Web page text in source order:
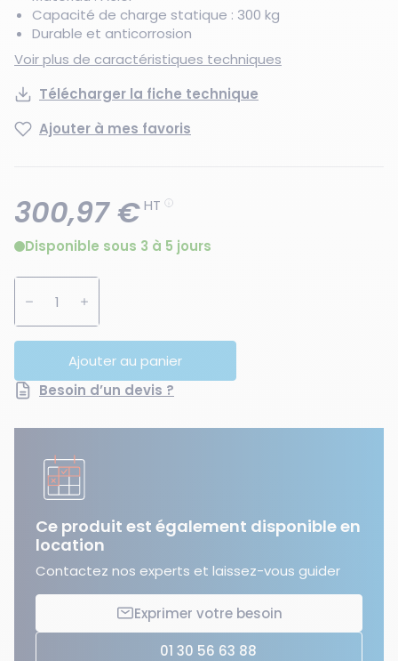
Capacité de charge statique : 300 kg
Durable et anticorrosion
Voir plus de caractéristiques techniques
Télécharger la fiche technique
Ajouter à mes favoris
300,97 €HT
Disponible sous 3 à 5 jours
Augmenter la quantité
Ajouter au panier
Besoin d’un devis ?
Ce produit est également disponible en
location
Contactez nos experts et laissez-vous guider
Exprimer votre besoin
01 30 56 63 88